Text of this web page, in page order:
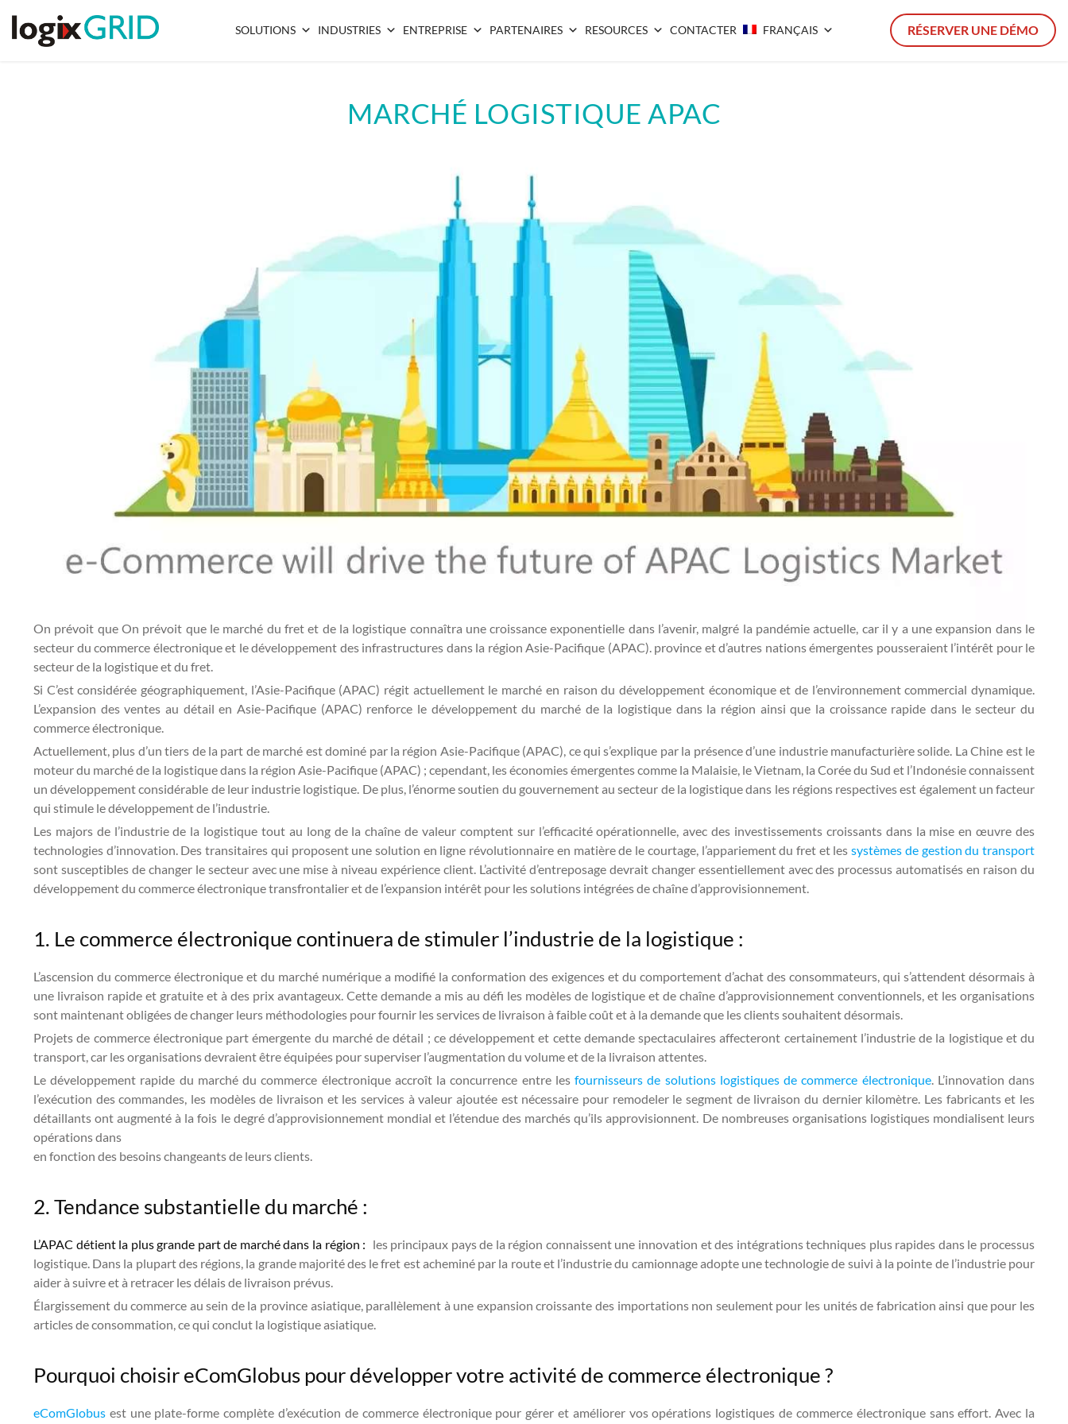
RÉSERVER UNE DÉMO
SOLUTIONS INDUSTRIES ENTREPRISE PARTENAIRES RESOURCES CONTACTER FRANÇAIS
MARCHÉ LOGISTIQUE APAC
On prévoit que On prévoit que le marché du fret et de la logistique connaîtra une croissance exponentielle dans l’avenir, malgré la pandémie actuelle, car il y a une expansion dans le
secteur du commerce électronique et le développement des infrastructures dans la région Asie-Pacifique (APAC). province et d’autres nations émergentes pousseraient l’intérêt pour le
secteur de la logistique et du fret.
Si C’est considérée géographiquement, l’Asie-Pacifique (APAC) régit actuellement le marché en raison du développement économique et de l’environnement commercial dynamique.
L’expansion des ventes au détail en Asie-Pacifique (APAC) renforce le développement du marché de la logistique dans la région ainsi que la croissance rapide dans le secteur du
commerce électronique.
Actuellement, plus d’un tiers de la part de marché est dominé par la région Asie-Pacifique (APAC), ce qui s’explique par la présence d’une industrie manufacturière solide. La Chine est le
moteur du marché de la logistique dans la région Asie-Pacifique (APAC) ; cependant, les économies émergentes comme la Malaisie, le Vietnam, la Corée du Sud et l’Indonésie connaissent
un développement considérable de leur industrie logistique. De plus, l’énorme soutien du gouvernement au secteur de la logistique dans les régions respectives est également un facteur
qui stimule le développement de l’industrie.
Les majors de l’industrie de la logistique tout au long de la chaîne de valeur comptent sur l’efficacité opérationnelle, avec des investissements croissants dans la mise en œuvre des
technologies d’innovation. Des transitaires qui proposent une solution en ligne révolutionnaire en matière de le courtage, l’appariement du fret et lessystèmes de gestion du transport
sont susceptibles de changer le secteur avec une mise à niveau expérience client. L’activité d’entreposage devrait changer essentiellement avec des processus automatisés en raison du
développement du commerce électronique transfrontalier et de l’expansion intérêt pour les solutions intégrées de chaîne d’approvisionnement.
1. Le commerce électronique continuera de stimuler l’industrie de la logistique :
L’ascension du commerce électronique et du marché numérique a modifié la conformation des exigences et du comportement d’achat des consommateurs, qui s’attendent désormais à
une livraison rapide et gratuite et à des prix avantageux. Cette demande a mis au défi les modèles de logistique et de chaîne d’approvisionnement conventionnels, et les organisations
sont maintenant obligées de changer leurs méthodologies pour fournir les services de livraison à faible coût et à la demande que les clients souhaitent désormais.
Projets de commerce électronique part émergente du marché de détail ; ce développement et cette demande spectaculaires affecteront certainement l’industrie de la logistique et du
transport, car les organisations devraient être équipées pour superviser l’augmentation du volume et de la livraison attentes.
Le développement rapide du marché du commerce électronique accroît la concurrence entre lesfournisseurs de solutions logistiques de commerce électronique. L’innovation dans
l’exécution des commandes, les modèles de livraison et les services à valeur ajoutée est nécessaire pour remodeler le segment de livraison du dernier kilomètre. Les fabricants et les
détaillants ont augmenté à la fois le degré d’approvisionnement mondial et l’étendue des marchés qu’ils approvisionnent. De nombreuses organisations logistiques mondialisent leurs
opérations dans
en fonction des besoins changeants de leurs clients.
2. Tendance substantielle du marché :
L’APAC détient la plus grande part de marché dans la région : les principaux pays de la région connaissent une innovation et des intégrations techniques plus rapides dans le processus
logistique. Dans la plupart des régions, la grande majorité des le fret est acheminé par la route et l’industrie du camionnage adopte une technologie de suivi à la pointe de l’industrie pour
aider à suivre et à retracer les délais de livraison prévus.
Élargissement du commerce au sein de la province asiatique, parallèlement à une expansion croissante des importations non seulement pour les unités de fabrication ainsi que pour les
articles de consommation, ce qui conclut la logistique asiatique.
Pourquoi choisir eComGlobus pour développer votre activité de commerce électronique ?
eComGlobus est une plate-forme complète d’exécution de commerce électronique pour gérer et améliorer vos opérations logistiques de commerce électronique sans effort. Avec la